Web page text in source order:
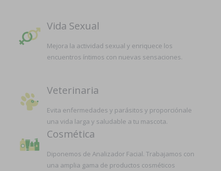
Vida Sexual
Mejora la actividad sexual y enriquece los
encuentros íntimos con nuevas sensaciones.
Veterinaria
Evita enfermedades y parásitos y proporciónale
una vida larga y saludable a tu mascota.
Cosmética
Diponemos de Analizador Facial. Trabajamos con
una amplia gama de productos cosméticos